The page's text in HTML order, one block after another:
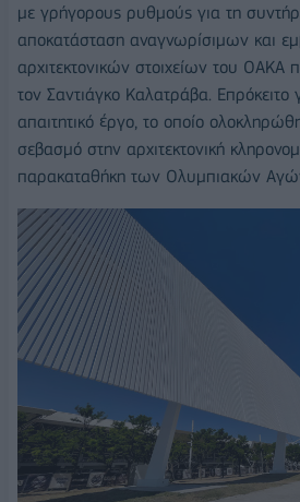
με γρήγορους ρυθμούς για τη
αποκατάσταση αναγνωρίσιμων και
αρχιτεκτονικών στοιχείων του ΟΑΚΑ
τον Σαντιάγκο Καλατράβα. Επρόκειτο
απαιτητικό έργο, το οποίο
σεβασμό στην αρχιτεκτονική
παρακαταθήκη των Ολυμπιακών